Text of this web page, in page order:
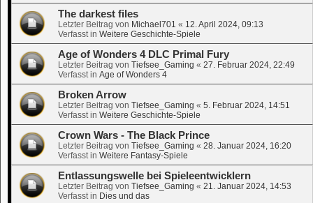
The darkest files
Letzter Beitrag von Michael701 « 12. April 2024, 09:13
Verfasst in Weitere Geschichte-Spiele
Age of Wonders 4 DLC Primal Fury
Letzter Beitrag von Tiefsee_Gaming « 27. Februar 2024, 22:49
Verfasst in Age of Wonders 4
Broken Arrow
Letzter Beitrag von Tiefsee_Gaming « 5. Februar 2024, 14:51
Verfasst in Weitere Geschichte-Spiele
Crown Wars - The Black Prince
Letzter Beitrag von Tiefsee_Gaming « 28. Januar 2024, 16:20
Verfasst in Weitere Fantasy-Spiele
Entlassungswelle bei Spieleentwicklern
Letzter Beitrag von Tiefsee_Gaming « 21. Januar 2024, 14:53
Verfasst in Dies und das